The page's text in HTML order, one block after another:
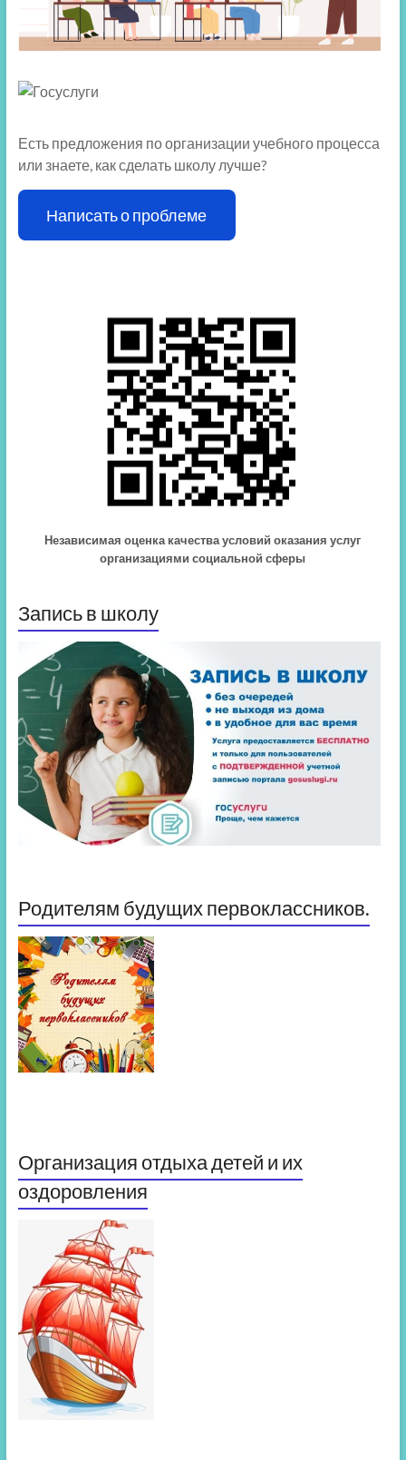
Есть предложения по организации учебного процесса
или знаете, как сделать школу лучше?
Написать о проблеме
Независимая оценка качества условий оказания услуг
организациями социальной сферы
Запись в школу
Родителям будущих первоклассников.
Организация отдыха детей и их
оздоровления